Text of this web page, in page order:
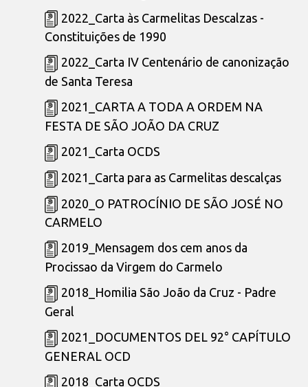
2022_Carta às Carmelitas Descalzas -
Constituições de 1990
2022_Carta IV Centenário de canonização
de Santa Teresa
2021_CARTA A TODA A ORDEM NA
FESTA DE SÃO JOÃO DA CRUZ
2021_Carta OCDS
2021_Carta para as Carmelitas descalças
2020_O PATROCÍNIO DE SÃO JOSÉ NO
CARMELO
2019_Mensagem dos cem anos da
Procissao da Virgem do Carmelo
2018_Homilia São João da Cruz - Padre
Geral
2021_DOCUMENTOS DEL 92° CAPÍTULO
GENERAL OCD
2018_Carta OCDS